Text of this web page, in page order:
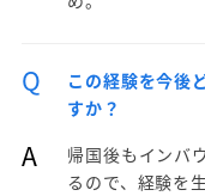
Q
この経験を今後
すか？
A
帰国後もインバ
るので、経験を